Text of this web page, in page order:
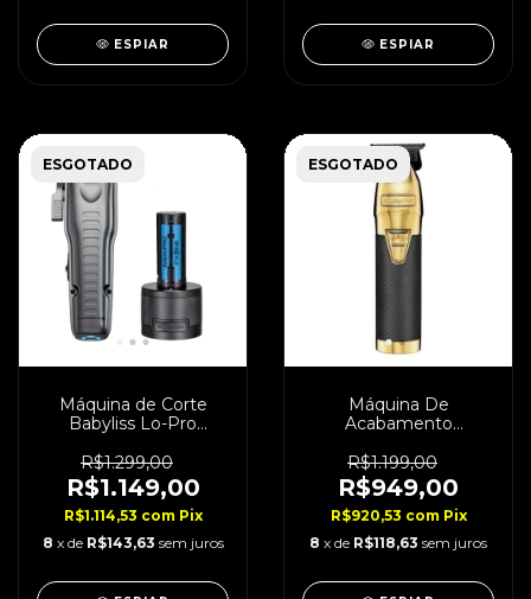
ESPIAR ESPIAR
ESGOTADO
Máquina de Corte
Babyliss Lo-Pro
R$1.299,00
R$1.149,00
R$1.114,53 com Pix
8 x de R$143,63 sem juros
ESGOTADO
Máquina De
Acabamento
Boost+ Bivolt
R$1.199,00
R$949,00
R$920,53 com Pix
8 x de R$118,63 sem juros